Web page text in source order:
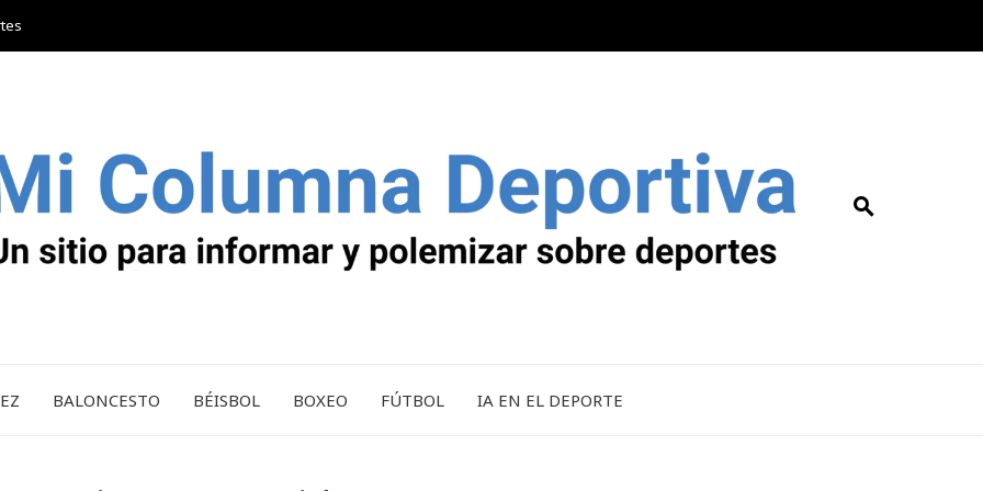
BALONCESTO BÉISBOL BOXEO FÚTBOL IA EN EL DEPORTE